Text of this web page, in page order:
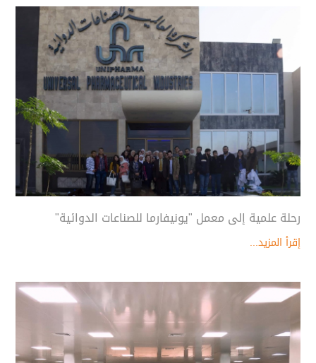
رحلة علمية إلى معمل "يونيفارما للصناعات الدوائية"
إقرأ المزيد...